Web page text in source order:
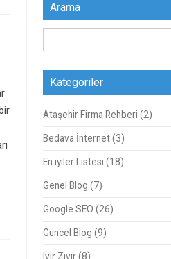
Arama
Kategoriler
Ataşehir Firma Rehberi (2)
Bedava İnternet(3)
En iyiler Listesi (18)
Genel Blog (7)
Google SEO (26)
Güncel Blog (9)
Ivır Zıvır(8)